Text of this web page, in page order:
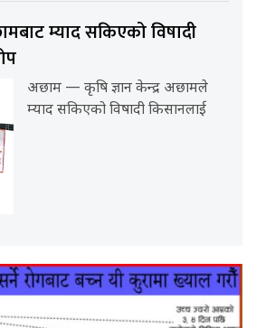
म्याद सकिएको विषादी
अछाम — कृषि ज्ञान केन्द्र अछामले
म्याद सकिएको विषादी किसानलाई